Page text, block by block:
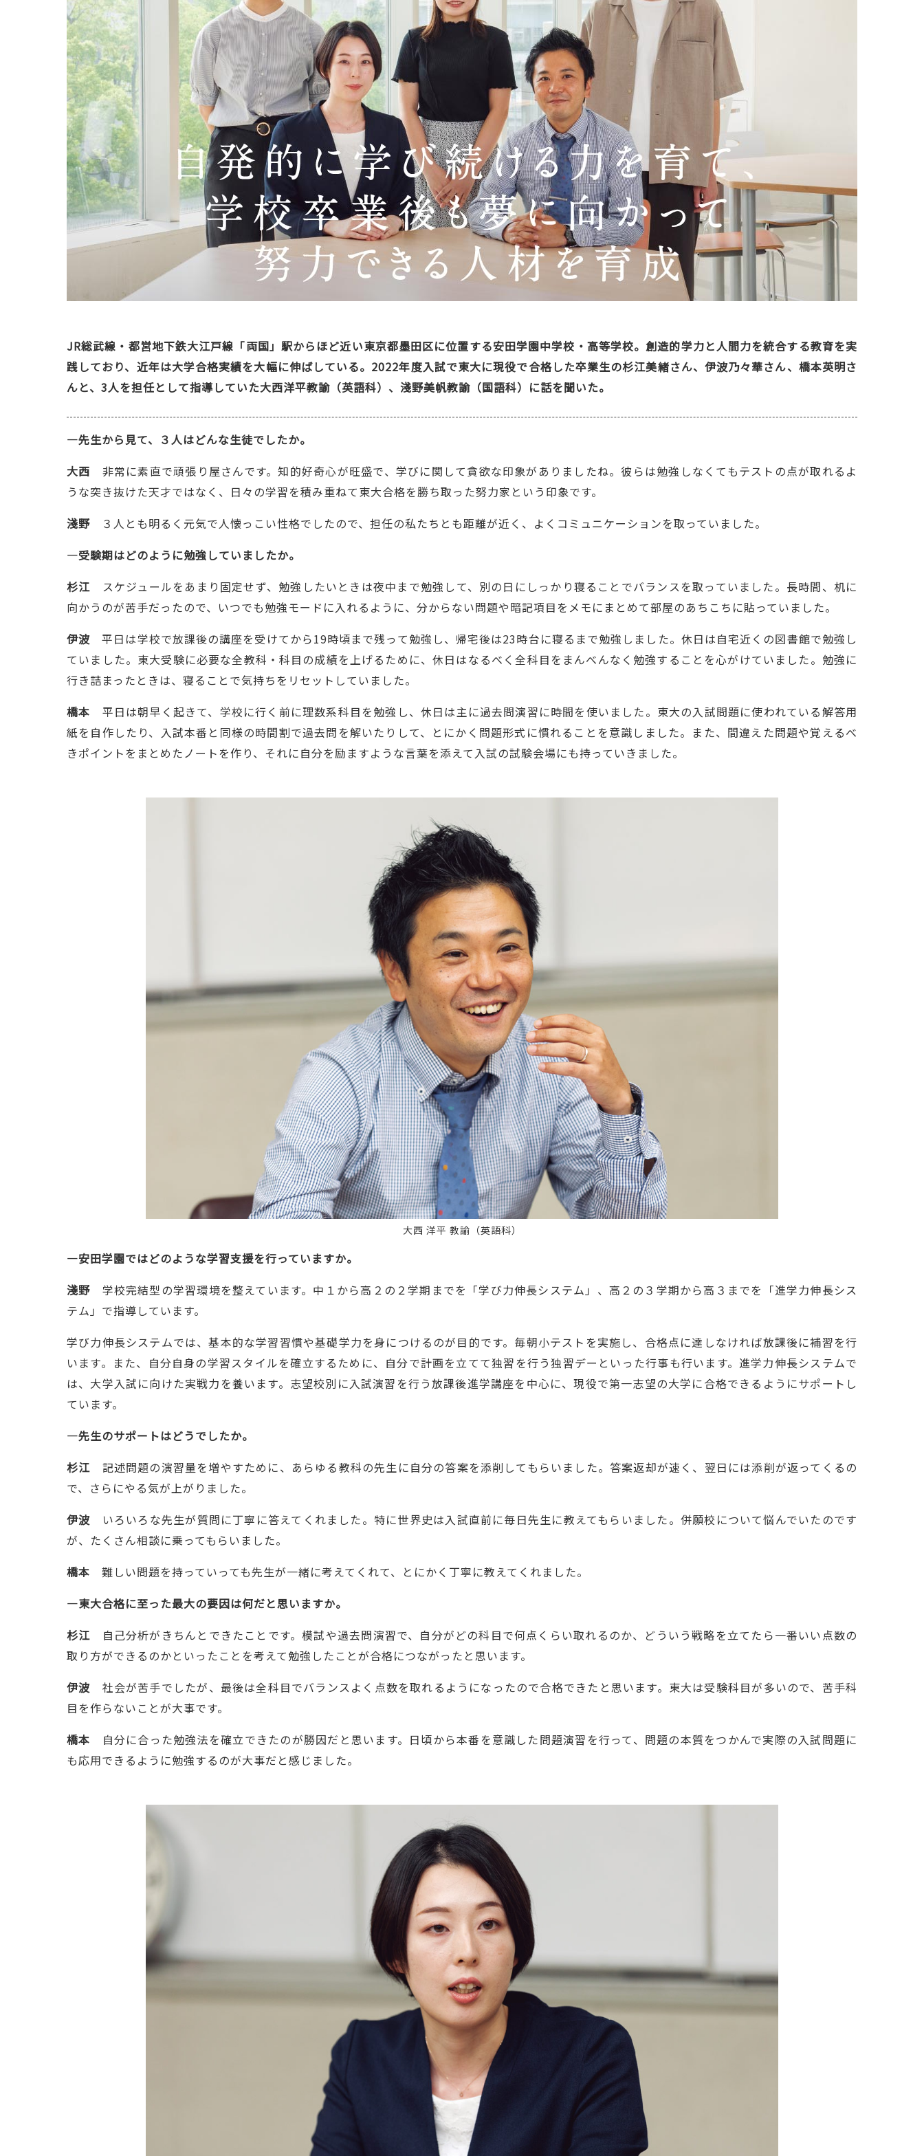
JR総武線・都営地下鉄大江戸線「両国」駅からほど近い東京都墨田区に位置する安田学園中学校・高等学校。創造的学力と人間力を統合する教育を実
践しており、近年は大学合格実績を大幅に伸ばしている。2022年度入試で東大に現役で合格した卒業生の杉江美緒さん、伊波乃々華さん、橋本英明さ
んと、3人を担任として指導していた大西洋平教諭（英語科）、淺野美帆教諭（国語科）に話を聞いた。
―先生から見て、３人はどんな生徒でしたか。
大西 非常に素直で頑張り屋さんです。知的好奇心が旺盛で、学びに関して貪欲な印象がありましたね。彼らは勉強しなくてもテストの点が取れるよ
うな突き抜けた天才ではなく、日々の学習を積み重ねて東大合格を勝ち取った努力家という印象です。
淺野 ３人とも明るく元気で人懐っこい性格でしたので、担任の私たちとも距離が近く、よくコミュニケーションを取っていました。
―受験期はどのように勉強していましたか。
杉江 スケジュールをあまり固定せず、勉強したいときは夜中まで勉強して、別の日にしっかり寝ることでバランスを取っていました。長時間、机に
向かうのが苦手だったので、いつでも勉強モードに入れるように、分からない問題や暗記項目をメモにまとめて部屋のあちこちに貼っていました。
伊波 平日は学校で放課後の講座を受けてから19時頃まで残って勉強し、帰宅後は23時台に寝るまで勉強しました。休日は自宅近くの図書館で勉強し
ていました。東大受験に必要な全教科・科目の成績を上げるために、休日はなるべく全科目をまんべんなく勉強することを心がけていました。勉強に
行き詰まったときは、寝ることで気持ちをリセットしていました。
橋本 平日は朝早く起きて、学校に行く前に理数系科目を勉強し、休日は主に過去問演習に時間を使いました。東大の入試問題に使われている解答用
紙を自作したり、入試本番と同様の時間割で過去問を解いたりして、とにかく問題形式に慣れることを意識しました。また、間違えた問題や覚えるべ
きポイントをまとめたノートを作り、それに自分を励ますような言葉を添えて入試の試験会場にも持っていきました。
大西 洋平 教諭（英語科）
―安田学園ではどのような学習支援を行っていますか。
淺野 学校完結型の学習環境を整えています。中１から高２の２学期までを「学び力伸長システム」、高２の３学期から高３までを「進学力伸長シス
テム」で指導しています。
学び力伸長システムでは、基本的な学習習慣や基礎学力を身につけるのが目的です。毎朝小テストを実施し、合格点に達しなければ放課後に補習を行
います。また、自分自身の学習スタイルを確立するために、自分で計画を立てて独習を行う独習デーといった行事も行います。進学力伸長システムで
は、大学入試に向けた実戦力を養います。志望校別に入試演習を行う放課後進学講座を中心に、現役で第一志望の大学に合格できるようにサポートし
ています。
―先生のサポートはどうでしたか。
杉江 記述問題の演習量を増やすために、あらゆる教科の先生に自分の答案を添削してもらいました。答案返却が速く、翌日には添削が返ってくるの
で、さらにやる気が上がりました。
伊波 いろいろな先生が質問に丁寧に答えてくれました。特に世界史は入試直前に毎日先生に教えてもらいました。併願校について悩んでいたのです
が、たくさん相談に乗ってもらいました。
橋本 難しい問題を持っていっても先生が一緒に考えてくれて、とにかく丁寧に教えてくれました。
―東大合格に至った最大の要因は何だと思いますか。
杉江 自己分析がきちんとできたことです。模試や過去問演習で、自分がどの科目で何点くらい取れるのか、どういう戦略を立てたら一番いい点数の
取り方ができるのかといったことを考えて勉強したことが合格につながったと思います。
伊波 社会が苦手でしたが、最後は全科目でバランスよく点数を取れるようになったので合格できたと思います。東大は受験科目が多いので、苦手科
目を作らないことが大事です。
橋本 自分に合った勉強法を確立できたのが勝因だと思います。日頃から本番を意識した問題演習を行って、問題の本質をつかんで実際の入試問題に
も応用できるように勉強するのが大事だと感じました。